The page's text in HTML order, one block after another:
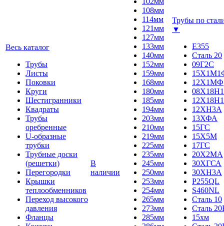
Весь каталог
Трубы
Листы
Поковки
Круги
Шестигранники
Квадраты
Трубы
оребренные
U-образные
трубки
Трубные доски
(решетки)
Перегородки
Крышки
теплообменников
Переход высокого
давления
Фланцы
В
наличии
108мм
114мм
121мм
127мм
133мм
140мм
152мм
159мм
168мм
180мм
185мм
194мм
203мм
210мм
219мм
225мм
235мм
245мм
250мм
253мм
254мм
265мм
273мм
285мм
Трубы по
▼
E355
Сталь 20
09Г2С
12Х1МФ
12ХН3А
13ХФА
15ГС
15Х5М
17ГС
20Х2МА
30ХГСА
30ХН3А
P255QL
S460NL
Сталь 10
Сталь
15хм